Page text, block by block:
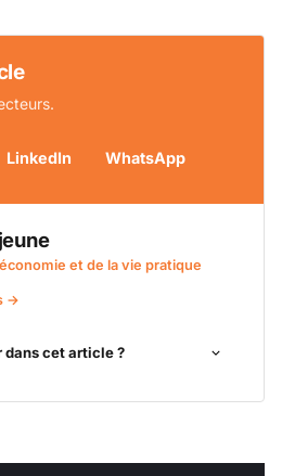
LinkedIn WhatsApp
et de la vie pratique
→
dans cet article ?